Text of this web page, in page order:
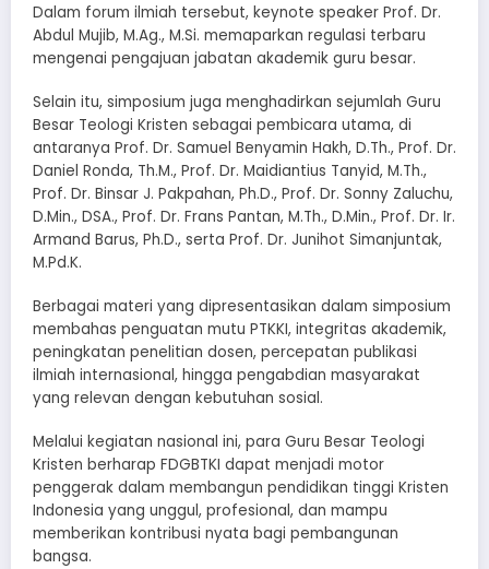
Dalam forum ilmiah tersebut, keynote speaker Prof. Dr.
Abdul Mujib, M.Ag., M.Si. memaparkan regulasi terbaru
mengenai pengajuan jabatan akademik guru besar.
Selain itu, simposium juga menghadirkan sejumlah Guru
Besar Teologi Kristen sebagai pembicara utama, di
antaranya Prof. Dr. Samuel Benyamin Hakh, D.Th., Prof. Dr.
Daniel Ronda, Th.M., Prof. Dr. Maidiantius Tanyid, M.Th.,
Prof. Dr. Binsar J. Pakpahan, Ph.D., Prof. Dr. Sonny Zaluchu,
D.Min., DSA., Prof. Dr. Frans Pantan, M.Th., D.Min., Prof. Dr. Ir.
Armand Barus, Ph.D., serta Prof. Dr. Junihot Simanjuntak,
M.Pd.K.
Berbagai materi yang dipresentasikan dalam simposium
membahas penguatan mutu PTKKI, integritas akademik,
peningkatan penelitian dosen, percepatan publikasi
ilmiah internasional, hingga pengabdian masyarakat
yang relevan dengan kebutuhan sosial.
Melalui kegiatan nasional ini, para Guru Besar Teologi
Kristen berharap FDGBTKI dapat menjadi motor
penggerak dalam membangun pendidikan tinggi Kristen
Indonesia yang unggul, profesional, dan mampu
memberikan kontribusi nyata bagi pembangunan
bangsa.